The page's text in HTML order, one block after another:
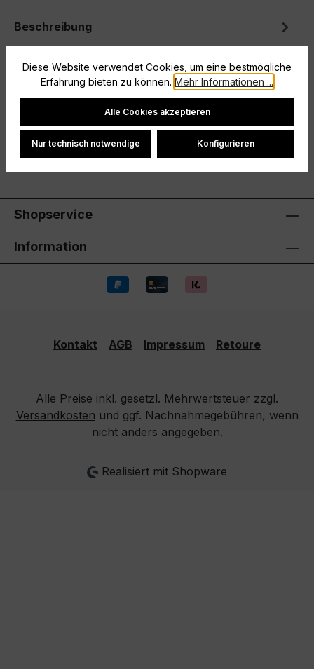
Beschreibung
egal ob auf dem Platz oder auf der Tribüne. Dank
atmungsaktivem Single…Mehr
Shopservice
Information
Kontakt AGB Impressum Retoure
Alle Preise inkl. gesetzl. Mehrwertsteuer zzgl.
Versandkosten und ggf. Nachnahmegebühren, wenn
nicht anders angegeben.
Realisiert mit Shopware
Diese Website verwendet Cookies, um eine bestmögliche
Erfahrung bieten zu können. Mehr Informationen ...
Cookie-Einstellungen
Alle Cookies akzeptieren
Nur technisch notwendige Konfigurieren